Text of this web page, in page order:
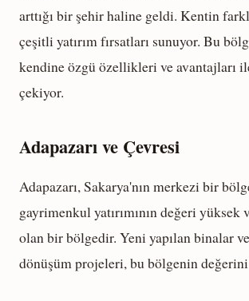
arttığı bir şehir haline geldi. Kentin
çeşitli yatırım fırsatları sunuyor. Bu
kendine özgü özellikleri ve avantajları
çekiyor.
Adapazarı ve Çevresi
Adapazarı, Sakarya'nın merkezi bir
gayrimenkul yatırımının değeri yüksek
olan bir bölgedir. Yeni yapılan binalar
dönüşüm projeleri, bu bölgenin değerini